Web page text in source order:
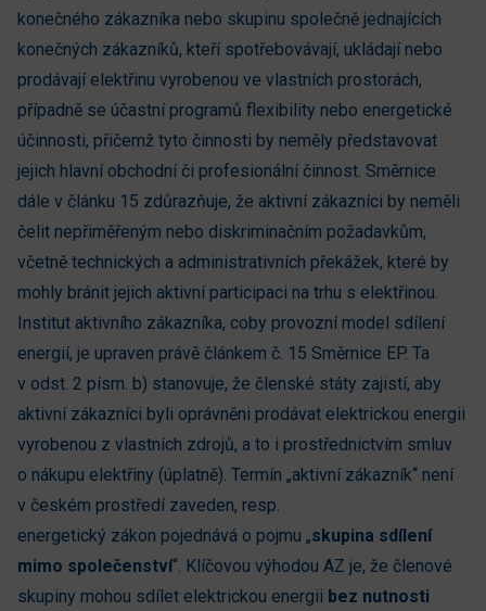
konečného zákazníka nebo skupinu společně jednajících
konečných zákazníků, kteří spotřebovávají, ukládají nebo
prodávají elektřinu vyrobenou ve vlastních prostorách,
případně se účastní programů flexibility nebo energetické
účinnosti, přičemž tyto činnosti by neměly představovat
jejich hlavní obchodní či profesionální činnost. Směrnice
dále v článku 15 zdůrazňuje, že aktivní zákazníci by neměli
čelit nepřiměřeným nebo diskriminačním požadavkům,
včetně technických a administrativních překážek, které by
mohly bránit jejich aktivní participaci na trhu s elektřinou.
Institut aktivního zákazníka, coby provozní model sdílení
energií, je upraven právě článkem č. 15 Směrnice EP. Ta
v odst. 2 písm. b) stanovuje, že členské státy zajistí, aby
aktivní zákazníci byli oprávněni prodávat elektrickou energii
vyrobenou z vlastních zdrojů, a to i prostřednictvím smluv
o nákupu elektřiny (úplatně). Termín „aktivní zákazník“ není
v českém prostředí zaveden, resp.
energetický zákon pojednává o pojmu „skupina sdílení
mimo společenství“. Klíčovou výhodou AZ je, že členové
skupiny mohou sdílet elektrickou energii bez nutnosti